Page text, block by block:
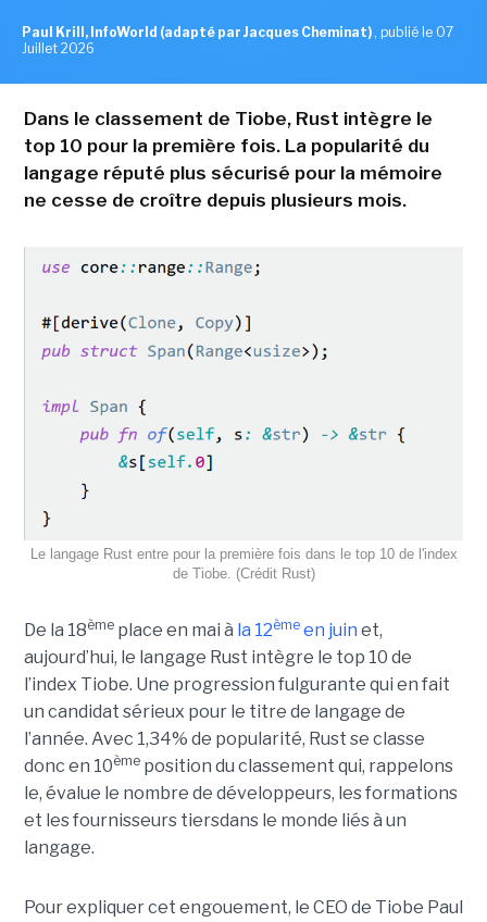
Paul Krill, InfoWorld (adapté par Jacques Cheminat) , publié le 07
Juillet 2026
Dans le classement de Tiobe, Rust intègre le
top 10 pour la première fois. La popularité du
langage réputé plus sécurisé pour la mémoire
ne cesse de croître depuis plusieurs mois.
Le langage Rust entre pour la première fois dans le top 10 de l'index
de Tiobe. (Crédit Rust)
De la 18èmeplace en mai à la 12èmeen juin et,
aujourd’hui, le langage Rust intègre le top 10 de
l’index Tiobe. Une progression fulgurante qui en fait
un candidat sérieux pour le titre de langage de
l’année. Avec 1,34% de popularité, Rust se classe
donc en 10èmeposition du classement qui, rappelons
le, évalue le nombre de développeurs, les formations
et les fournisseurs tiersdans le monde liés à un
langage.
Pour expliquer cet engouement, le CEO de Tiobe Paul